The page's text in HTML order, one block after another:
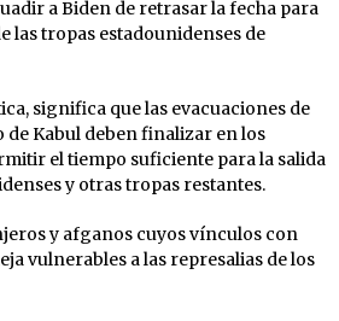
a Biden de retrasar la fecha para
las tropas estadounidenses de
significa que las evacuaciones de
de Kabul deben finalizar en los
el tiempo suficiente para la salida
y otras tropas restantes.
y afganos cuyos vínculos con
vulnerables a las represalias de los